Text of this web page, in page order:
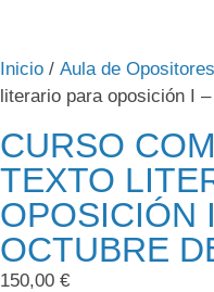
Inicio / Aula de Opositores
literario para oposición I
CURSO
TEXTO
OPOSICIÓN
OCTUBRE
150,00 €